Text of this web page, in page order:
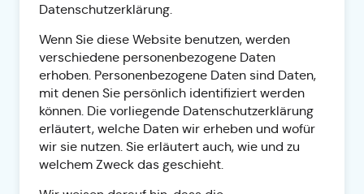
Datenschutzerklärung.
Wenn Sie diese Website benutzen, werden
verschiedene personenbezogene Daten
erhoben. Personenbezogene Daten sind Daten,
mit denen Sie persönlich identifiziert werden
können. Die vorliegende Datenschutzerklärung
erläutert, welche Daten wir erheben und wofür
wir sie nutzen. Sie erläutert auch, wie und zu
welchem Zweck das geschieht.